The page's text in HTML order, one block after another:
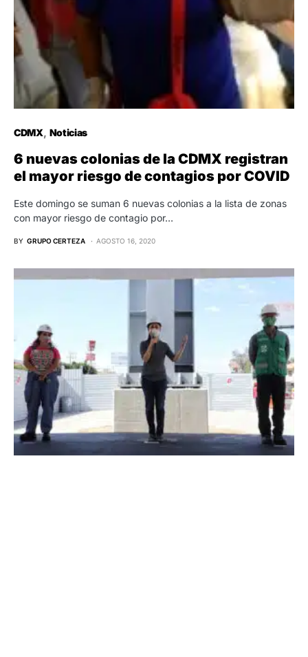
CDMX Noticias
6 nuevas colonias de la CDMX registran
el mayor riesgo de contagios por COVID
Este domingo se suman 6 nuevas colonias a la lista de zonas
con mayor riesgo de contagio por…
BY GRUPO CERTEZA AGOSTO 16, 2020